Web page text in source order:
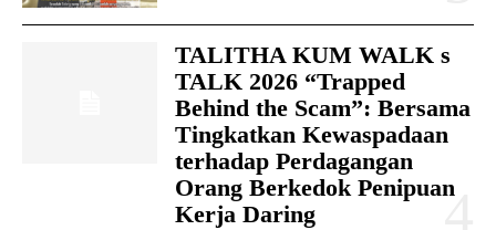
TALITHA KUM WALK s
TALK 2026 “Trapped
Behind the Scam”: Bersama
Tingkatkan Kewaspadaan
terhadap Perdagangan
Orang Berkedok Penipuan
Kerja Daring